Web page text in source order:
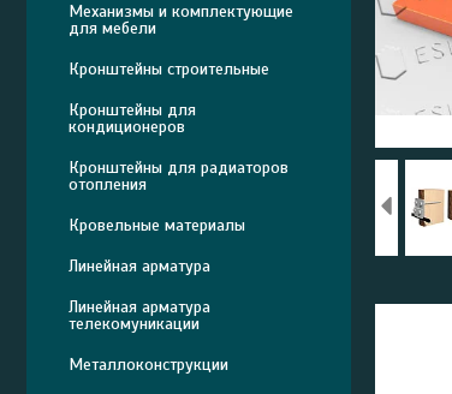
Механизмы и комплектующие
для мебели
Кронштейны строительные
Кронштейны для
кондиционеров
Кронштейны для радиаторов
отопления
Кровельные материалы
Линейная арматура
Линейная арматура
телекомуникации
Металлоконструкции